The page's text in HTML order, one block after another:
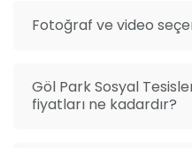
ulaşım sağlayabilirsiniz.
Garaj Mahallesi, Merinos
Bursa.
Fotoğraf ve video
Göl Park Sosyal
fiyatları ne kadardır?